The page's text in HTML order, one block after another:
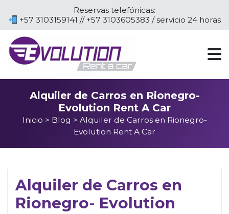
Reservas telefónicas:
+57 3103159141 // +57 3103605383 / servicio 24 horas
Alquiler de Carros en Rionegro-
Evolution Rent A Car
Inicio > Blog > Alquiler de Carros en Rionegro-
Evolution Rent A Car
Alquiler de Carros en
Rionegro- Evolution